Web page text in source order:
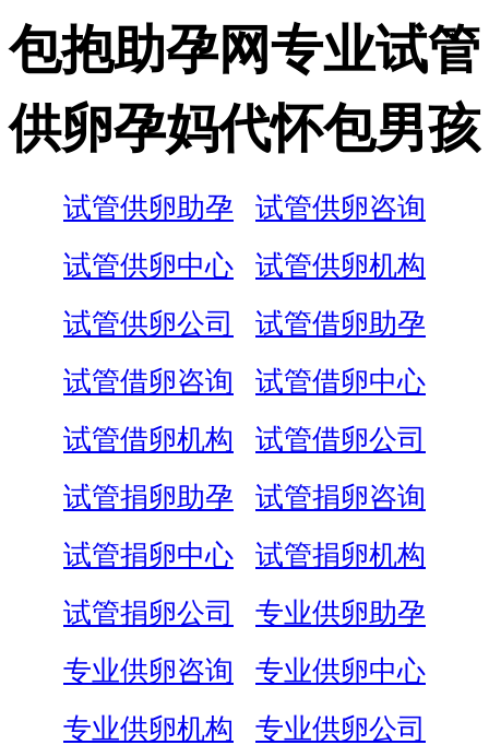
包抱助孕网专业试管
供卵孕妈代怀包男孩
试管供卵助孕
试管供卵咨询
试管供卵中心
试管供卵机构
试管供卵公司
试管借卵助孕
试管借卵咨询
试管借卵中心
试管借卵机构
试管借卵公司
试管捐卵助孕
试管捐卵咨询
试管捐卵中心
试管捐卵机构
试管捐卵公司
专业供卵助孕
专业供卵咨询
专业供卵中心
专业供卵机构
专业供卵公司